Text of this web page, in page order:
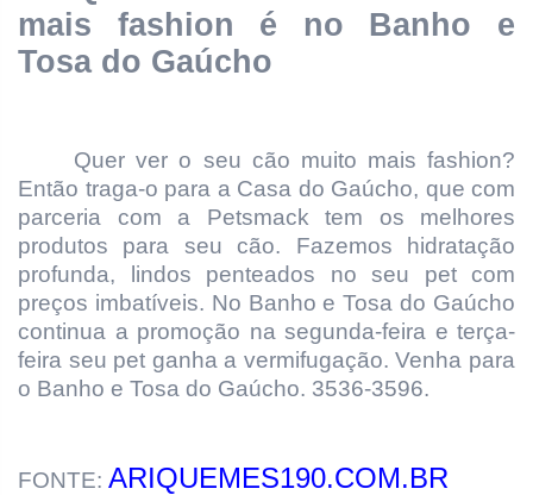
mais fashion é no Banho e
Tosa do Gaúcho
Quer ver o seu cão muito mais fashion?
Então traga-o para a Casa do Gaúcho, que com
parceria com a Petsmack tem os melhores
produtos para seu cão. Fazemos hidratação
profunda, lindos penteados no seu pet com
preços imbatíveis. No Banho e Tosa do Gaúcho
continua a promoção na segunda-feira e terça-
feira seu pet ganha a vermifugação. Venha para
o Banho e Tosa do Gaúcho. 3536-3596.
FONTE: ARIQUEMES190.COM.BR